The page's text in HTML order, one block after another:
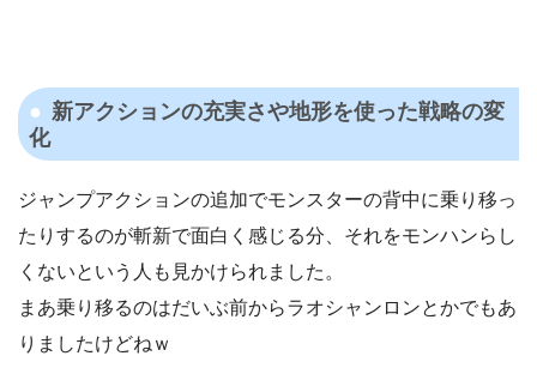
新アクションの充実さや地形を使った戦略の変
化
ジャンプアクションの追加でモンスターの背中に乗り移っ
たりするのが斬新で面白く感じる分、それをモンハンらし
くないという人も見かけられました。
まあ乗り移るのはだいぶ前からラオシャンロンとかでもあ
りましたけどねｗ